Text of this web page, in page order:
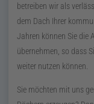
betreiben wir als
dem Dach Ihrer
Jahren können Sie die
übernehmen, so dass
weiter nutzen können.
Sie möchten mit uns